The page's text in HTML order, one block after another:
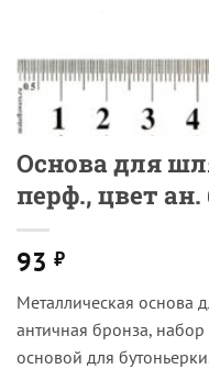
Основа для
перф., цвет
93 ₽
Металлическая основа
античная бронза,
основой для